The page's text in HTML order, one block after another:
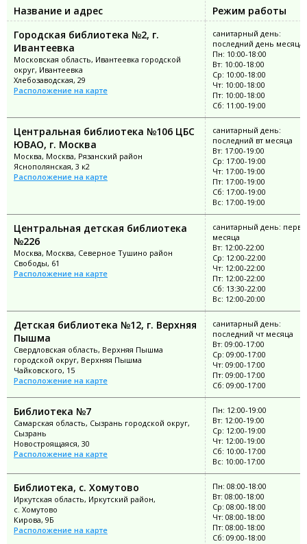
Название и адрес
Режим работы
Городская библиотека №2, г.
Ивантеевка
Московская область, Ивантеевка городской
округ, Ивантеевка
Хлебозаводская, 29
Расположение на карте
санитарный день:
последний день месяца
Пн: 10:00-18:00
Вт: 10:00-18:00
Ср: 10:00-18:00
Чт: 10:00-18:00
Пт: 10:00-18:00
Сб: 11:00-19:00
Центральная библиотека №106 ЦБС
ЮВАО, г. Москва
Москва, Москва, Рязанский район
Яснополянская, 3 к2
Расположение на карте
санитарный день:
последний вт месяца
Вт: 17:00-19:00
Ср: 17:00-19:00
Чт: 17:00-19:00
Пт: 17:00-19:00
Сб: 17:00-19:00
Вс: 17:00-19:00
Центральная детская библиотека
№226
Москва, Москва, Северное Тушино район
Свободы, 61
Расположение на карте
санитарный день:
месяца
Вт: 12:00-22:00
Ср: 12:00-22:00
Чт: 12:00-22:00
Пт: 12:00-22:00
Сб: 13:30-22:00
Вс: 12:00-20:00
Детская библиотека №12, г. Верхняя
Пышма
Свердловская область, Верхняя Пышма
городской округ, Верхняя Пышма
Чайковского, 15
Расположение на карте
санитарный день:
последний чт месяца
Вт: 09:00-17:00
Ср: 09:00-17:00
Чт: 09:00-17:00
Пт: 09:00-17:00
Сб: 09:00-17:00
Библиотека №7
Самарская область, Сызрань городской округ,
Сызрань
Новостроящаяся, 30
Расположение на карте
Пн: 12:00-19:00
Вт: 12:00-19:00
Ср: 12:00-19:00
Чт: 12:00-19:00
Сб: 10:00-17:00
Вс: 10:00-17:00
Библиотека, с. Хомутово
Иркутская область, Иркутский район,
с. Хомутово
Кирова, 9Б
Расположение на карте
Пн: 08:00-18:00
Вт: 08:00-18:00
Ср: 08:00-18:00
Чт: 08:00-18:00
Пт: 08:00-18:00
Сб: 09:00-18:00